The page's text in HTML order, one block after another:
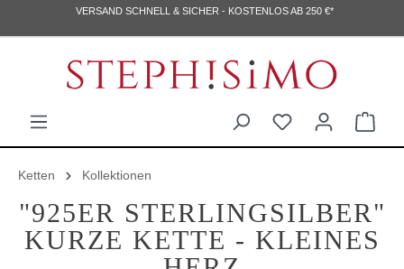
VERSAND SCHNELL & SICHER - KOSTENLOS AB 250 €*
Ketten Kollektionen
"925ER STERLINGSILBER"
KURZE KETTE - KLEINES